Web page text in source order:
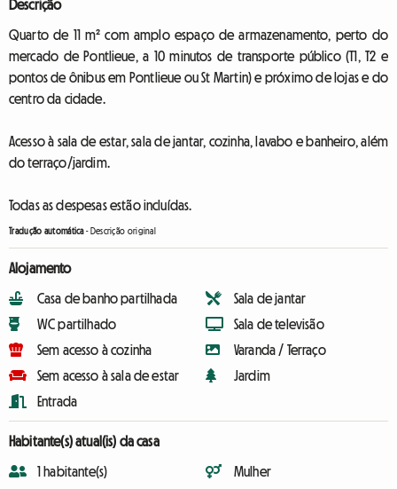
Descrição
Quarto de 11 m² com amplo espaço de armazenamento, perto do
mercado de Pontlieue, a 10 minutos de transporte público (T1, T2 e
pontos de ônibus em Pontlieue ou St Martin) e próximo de lojas e do
centro da cidade.
Acesso à sala de estar, sala de jantar, cozinha, lavabo e banheiro, além
do terraço/jardim.
Todas as despesas estão incluídas.
Tradução automática- Descrição original
Alojamento
Casa de banho partilhada
WC partilhado
Sem acesso à cozinha
Sem acesso à sala de estar
Entrada
Sala de jantar
Sala de televisão
Varanda / Terraço
Jardim
Habitante(s) atual(is) da casa
1 habitante(s)
Mulher